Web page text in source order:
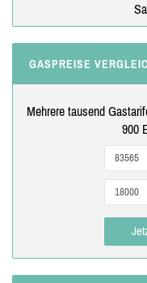
GASPREISE
Mehrere tausend
900